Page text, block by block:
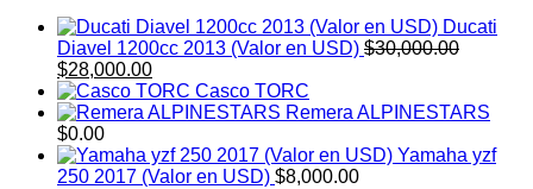
Ducati
Diavel 1200cc 2013 (Valor en USD) $30,000.00
El
precio
original
era:
$30,000.00.
$28,000.00El
precio
actual
$28,000.00.
Casco TORC
Remera ALPINESTARS
$0.00
Yamaha yzf
250 2017 (Valor en USD) $8,000.00